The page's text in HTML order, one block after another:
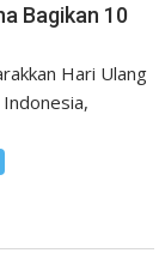
Bagikan 10
Hari Ulang